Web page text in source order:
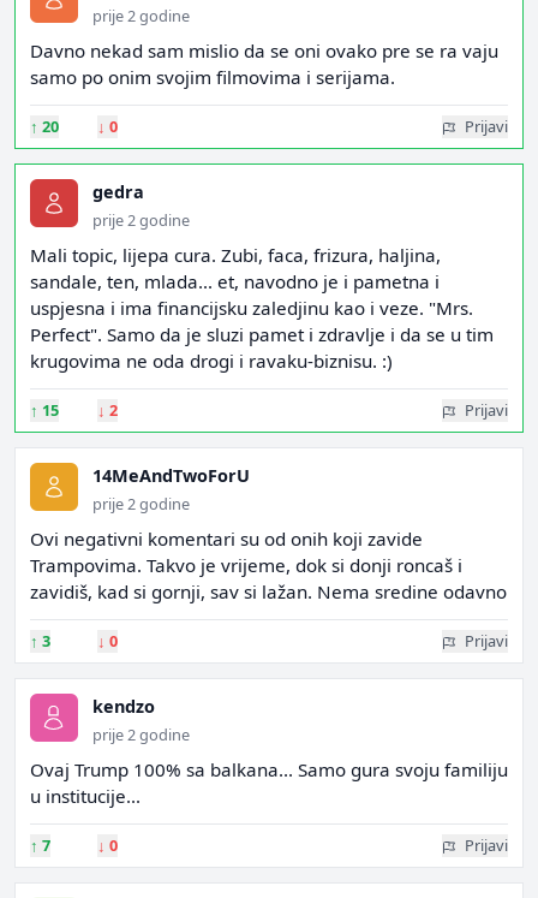
prije 2 godine
Davno nekad sam mislio da se oni ovako pre se ra vaju
samo po onim svojim filmovima i serijama.
↑ 20 ↓ 0 Prijavi
gedra
prije 2 godine
Mali topic, lijepa cura. Zubi, faca, frizura, haljina,
sandale, ten, mlada... et, navodno je i pametna i
uspjesna i ima financijsku zaledjinu kao i veze. "Mrs.
Perfect". Samo da je sluzi pamet i zdravlje i da se u tim
krugovima ne oda drogi i ravaku-biznisu. :)
↑ 15 ↓ 2 Prijavi
14MeAndTwoForU
prije 2 godine
Ovi negativni komentari su od onih koji zavide
Trampovima. Takvo je vrijeme, dok si donji roncaš i
zavidiš, kad si gornji, sav si lažan. Nema sredine odavno
↑ 3 ↓ 0 Prijavi
kendzo
prije 2 godine
Ovaj Trump 100% sa balkana... Samo gura svoju familiju
u institucije...
↑ 7 ↓ 0 Prijavi